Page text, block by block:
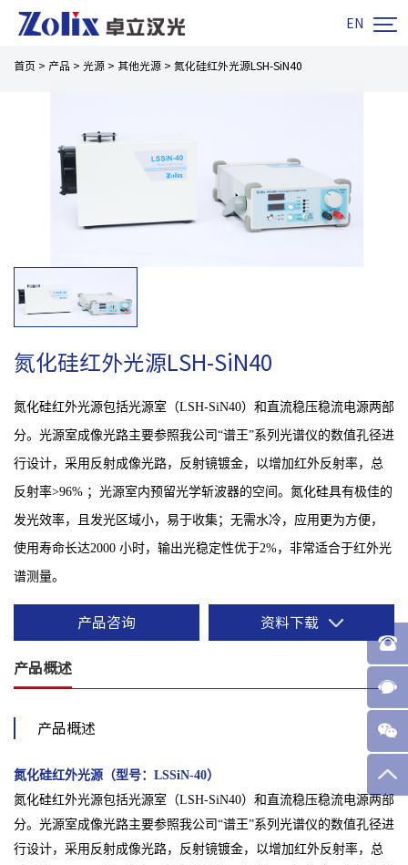
EN 
首页 > 产品 > 光源 > 其他光源 > 氮化硅红外光源LSH-SiN40
氮化硅红外光源LSH-SiN40
氮化硅红外光源包括光源室（LSH-SiN40）和直流稳压稳流电源两部
分。光源室成像光路主要参照我公司“谱王”系列光谱仪的数值孔径进
行设计，采用反射成像光路，反射镜镀金，以增加红外反射率，总
反射率>96% ；光源室内预留光学斩波器的空间。氮化硅具有极佳的
发光效率，且发光区域小，易于收集；无需水冷，应用更为方便，
使用寿命长达2000 小时，输出光稳定性优于2%，非常适合于红外光
谱测量。
产品咨询 资料下载
产品概述
产品概述
氮化硅红外光源（型号：LSSiN-40）
氮化硅红外光源包括光源室（LSH-SiN40）和直流稳压稳流电源两部
分。光源室成像光路主要参照我公司“谱王”系列光谱仪的数值孔径进
行设计，采用反射成像光路，反射镜镀金，以增加红外反射率，总